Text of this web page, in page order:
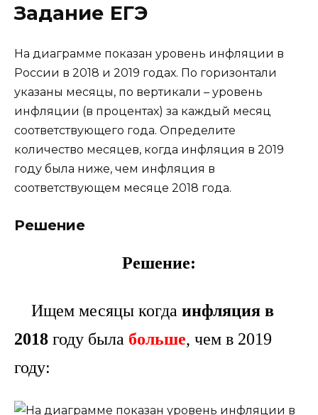
Задание ЕГЭ
На диаграмме показан уровень инфляции в
России в 2018 и 2019 годах. По горизонтали
указаны месяцы, по вертикали – уровень
инфляции (в процентах) за каждый месяц
соответствующего года. Определите
количество месяцев, когда инфляция в 2019
году была ниже, чем инфляция в
соответствующем месяце 2018 года.
Решение
Решение:
Ищем месяцы когда инфляция в
2018 году была больше, чем в 2019
году: